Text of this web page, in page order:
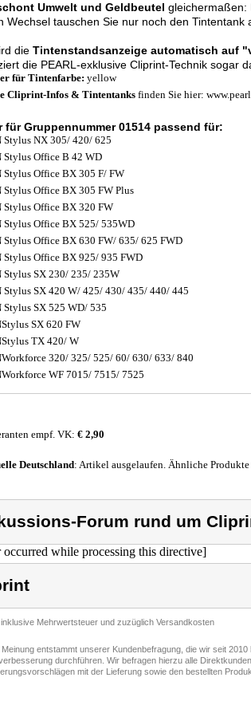
Umwelt und Geldbeutel gleichermaßen:
Wechsel tauschen Sie nur noch den Tintentank
die Tintenstandsanzeige automatisch auf
die PEARL-exklusive Cliprint-Technik sogar
für Tintenfarbe: yellow
Cliprint-Infos & Tintentanks finden Sie hier:
für Gruppennummer 01514 passend für:
Stylus NX 305/ 420/ 625
Stylus Office B 42 WD
Stylus Office BX 305 F/ FW
Stylus Office BX 305 FW Plus
Stylus Office BX 320 FW
Stylus Office BX 525/ 535WD
Stylus Office BX 630 FW/ 635/ 625 FWD
Stylus Office BX 925/ 935 FWD
Stylus SX 230/ 235/ 235W
Stylus SX 420 W/ 425/ 430/ 435/ 440/ 445
Stylus SX 525 WD/ 535
SX 620 FW
TX 420/ W
320/ 325/ 525/ 60/ 630/ 633/ 840
WF 7015/ 7515/ 7525
empf. VK: € 2,90
Deutschland: Artikel ausgelaufen. Ähnliche
Forum rund um
occurred while processing this directive]
Mehrwertsteuer und zuzüglich Versandkosten
entstammt unserer Kundenbefragung, die wir seit
durchführen. Wir befragen hierzu alle
mit der Lieferung sowie den bestellten